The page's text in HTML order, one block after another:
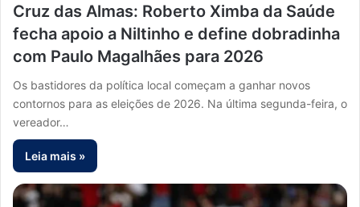
Cruz das Almas: Roberto Ximba da Saúde
fecha apoio a Niltinho e define dobradinha
com Paulo Magalhães para 2026
Os bastidores da política local começam a ganhar novos
contornos para as eleições de 2026. Na última segunda-feira, o
vereador…
Leia mais »